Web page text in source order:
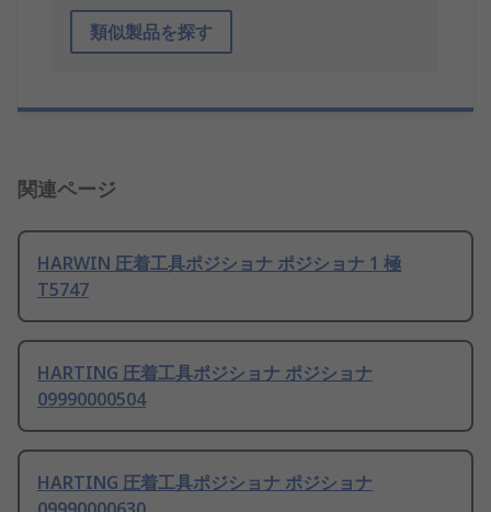
類似製品を探す
関連ページ
HARWIN 圧着工具ポジショナ ポジショナ 1 極
T5747
HARTING 圧着工具ポジショナ ポジショナ
09990000504
HARTING 圧着工具ポジショナ ポジショナ